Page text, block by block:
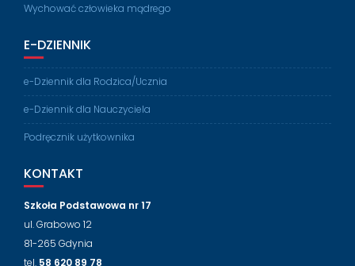
Wychować człowieka mądrego
E-DZIENNIK
e-Dziennik dla Rodzica/Ucznia
e-Dziennik dla Nauczyciela
Podręcznik użytkownika
KONTAKT
Szkoła Podstawowa nr 17
ul. Grabowo 12
81-265 Gdynia
tel. 58 620 89 78